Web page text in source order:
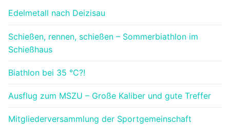
Edelmetall nach Deizisau
Schießen, rennen, schießen – Sommerbiathlon im
Schießhaus
Biathlon bei 35 °C?!
Ausflug zum MSZU – Große Kaliber und gute Treffer
Mitgliederversammlung der Sportgemeinschaft